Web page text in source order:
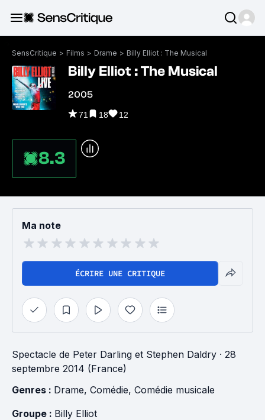
SensCritique > Films > Drame > Billy Elliot : The Musical
Billy Elliot : The Musical
2005
71 18 12
8.3
Ma note
ÉCRIRE UNE CRITIQUE
Spectacle de Peter Darling et Stephen Daldry · 28
septembre 2014 (France)
Genres : Drame, Comédie, Comédie musicale
Groupe : Billy Elliot